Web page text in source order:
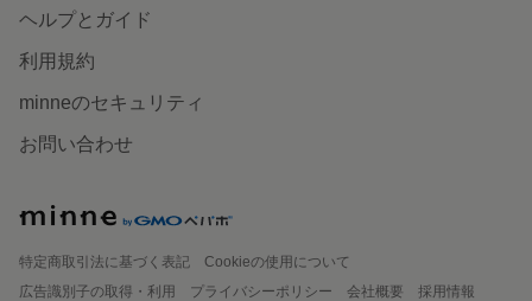
ヘルプとガイド
利用規約
minneのセキュリティ
お問い合わせ
特定商取引法に基づく表記
Cookieの使用について
広告識別子の取得・利用
プライバシーポリシー 会社概要
採用情報